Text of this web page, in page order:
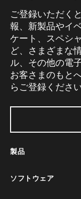
ご登録いただく
報、新製品やイ
ケート、スペシ
ど、さまざまな
ル、その他の電
お客さまのもと
らご登録ください
製品
ソフトウェア